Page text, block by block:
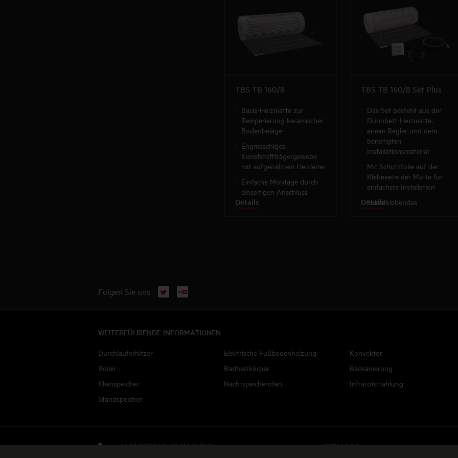
installationsfreundlich
installationsfreundlich
TBS TB 160/8
Basis-Heizmatte zur
Temperierung keramischer
Bodenbeläge
Engmaschiges
Kunststoffträgergewebe
mit aufgenähtem Heizleiter
Einfache Montage durch
einseitigen Anschluss
Details
TBS TB 160/8 Set Plus
Das Set besteht aus der
Dünnbett-Heizmatte,
einem Regler und dem
benötigten
Installationsmaterial
Mit Schutzfolie auf der
Klebeseite der Matte für
einfachste Installation
Selbstklebendes
Gittergewebe mit komplett
Details
Folgen Sie uns X YouTube
WEITERFÜHRENDE INFORMATIONEN
Durchlauferhitzer
Boiler
Kleinspeicher
Standspeicher
Elektrische Fußbodenheizung
Badheizkörper
Nachtspeicheröfen
Konvektor
Badsanierung
Infrarotstrahlung
TECHNISCHE BERATUNG KONTAKT